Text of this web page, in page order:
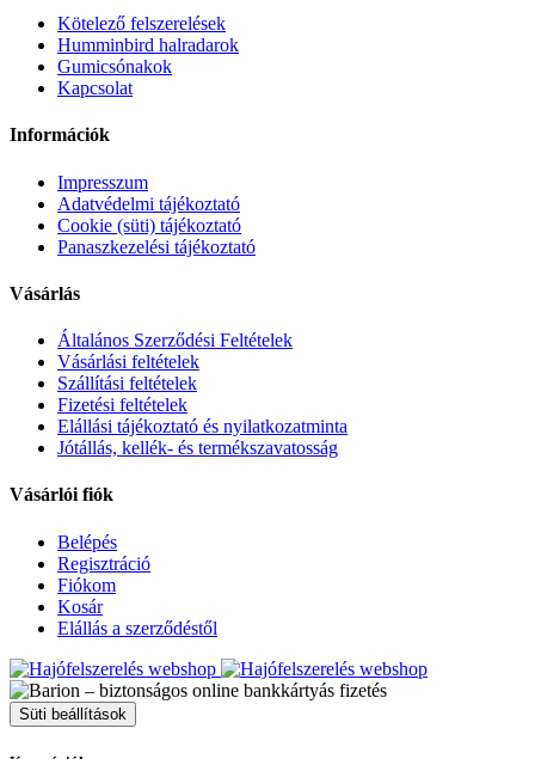
Kötelező felszerelések
Humminbird halradarok
Gumicsónakok
Kapcsolat
Információk
Impresszum
Adatvédelmi tájékoztató
Cookie (süti) tájékoztató
Panaszkezelési tájékoztató
Vásárlás
Általános Szerződési Feltételek
Vásárlási feltételek
Szállítási feltételek
Fizetési feltételek
Elállási tájékoztató és nyilatkozatminta
Jótállás, kellék- és termékszavatosság
Vásárlói fiók
Belépés
Regisztráció
Fiókom
Kosár
Elállás a szerződéstől
Süti beállítások